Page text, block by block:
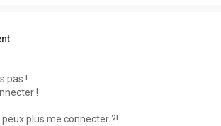
pas !
!
plus me connecter ?!